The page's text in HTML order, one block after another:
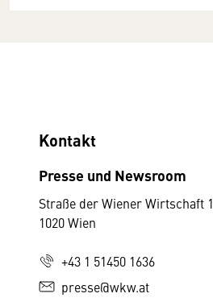
Kontakt
Presse und Newsroom
Straße der Wiener Wirtschaft 1
1020 Wien
+43 1 51450 1636
presse@wkw.at